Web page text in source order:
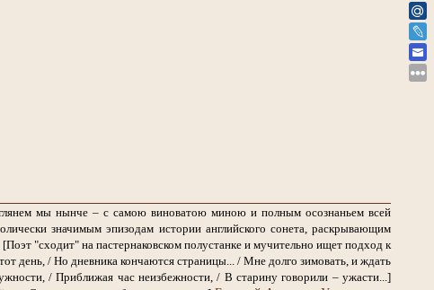
мы нынче – с самою виноватою миною и полным осознаньем всей
значимым эпизодам истории английского сонета, раскрывающим
[Поэт "сходит" на пастернаковском полустанке и мучительно ищет подход к
день, / Но дневника кончаются страницы... / Мне долго зимовать, и ждать
/ Приближая час неизбежности, / В старину говорили – ужасти...]